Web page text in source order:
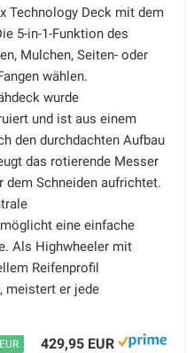
Technology Deck mit dem
5-in-1-Funktion des
Mulchen, Seiten- oder
wählen.
wurde
und ist aus einem
den durchdachten Aufbau
das rotierende Messer
dem Schneiden aufrichtet.
eine einfache
Als Highwheeler mit
Reifenprofil
meistert er jede
429,95 EUR